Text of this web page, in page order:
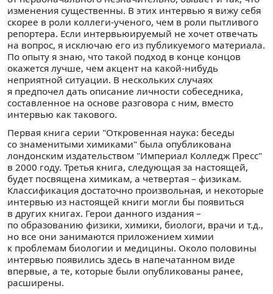
изменения существенны. В этих интервью я вижу себя
скорее в роли коллеги-ученого, чем в роли пытливого
репортера. Если интервьюируемый не хочет отвечать
на вопрос, я исключаю его из публикуемого материала.
По опыту я знаю, что такой подход в конце концов
окажется лучше, чем акцент на какой-нибудь
неприятной ситуации. В нескольких случаях
я предпочел дать описание личности собеседника,
составленное на основе разговора с ним, вместо
интервью как такового.
Первая книга серии "Откровенная наука: беседы
со знаменитыми химиками" была опубликована
лондонским издательством "Империал Колледж Пресс"
в 2000 году. Третья книга, следующая за настоящей,
будет посвящена химикам, а четвертая – физикам.
Классификация достаточно произвольная, и некоторые
интервью из настоящей книги могли бы появиться
в других книгах. Герои данного издания –
по образованию физики, химики, биологи, врачи и т.д.,
но все они занимаются приложением химии
к проблемам биологии и медицины. Около половины
интервью появились здесь в напечатанном виде
впервые, а те, которые были опубликованы ранее,
расширены.